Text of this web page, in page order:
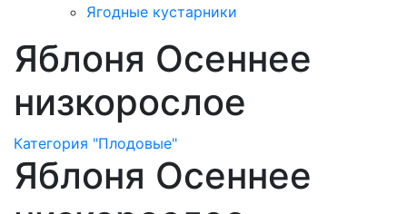
Ягодные кустарники
Яблоня Осеннее
низкорослое
Категория "Плодовые"
Яблоня Осеннее